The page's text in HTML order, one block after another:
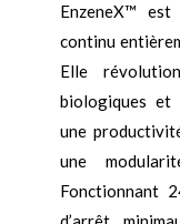
EnzeneX™
continu
Elle
biologiques et
une
une
Fonctionnant